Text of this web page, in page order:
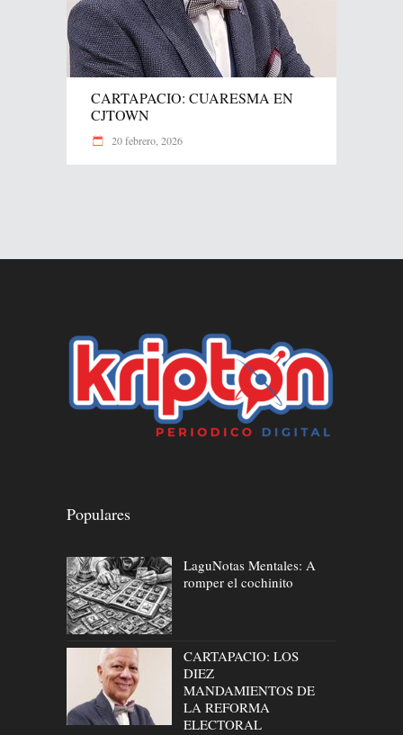
CARTAPACIO: CUARESMA EN
CJTOWN
20 febrero, 2026
Populares
LaguNotas Mentales: A
romper el cochinito
CARTAPACIO: LOS
DIEZ
MANDAMIENTOS DE
LA REFORMA
ELECTORAL